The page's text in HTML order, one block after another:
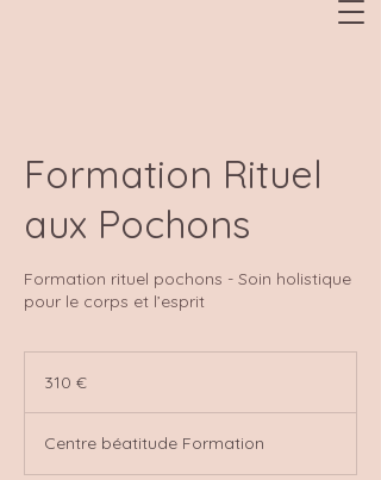
Formation Rituel
aux Pochons
Formation rituel pochons - Soin holistique
pour le corps et l’esprit
310 €
Centre béatitude Formation